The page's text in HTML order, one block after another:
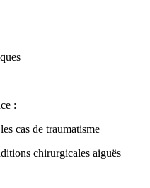
:
cas de traumatisme
chirurgicales aiguës